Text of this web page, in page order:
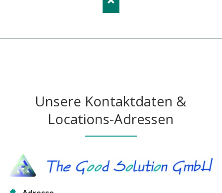
Unsere Kontaktdaten &
Locations-Adressen